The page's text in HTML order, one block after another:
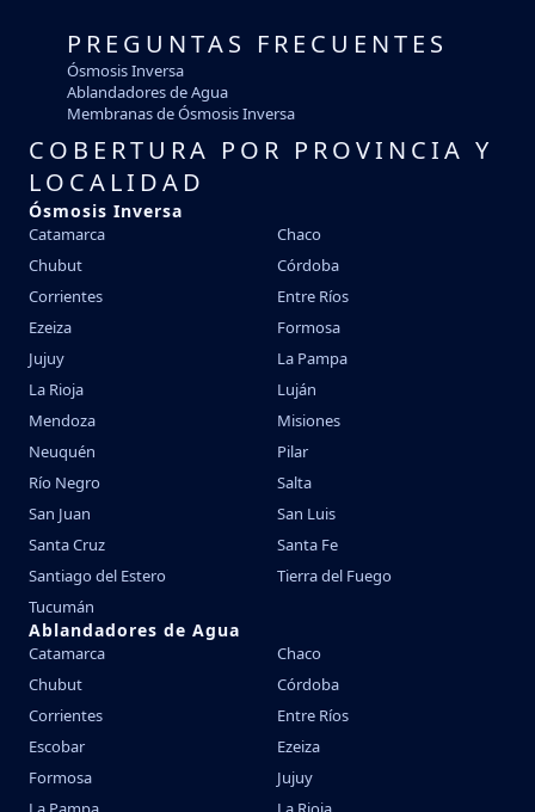
PREGUNTAS FRECUENTES
Ósmosis Inversa
Ablandadores de Agua
Membranas de Ósmosis Inversa
COBERTURA POR PROVINCIA Y
LOCALIDAD
Ósmosis Inversa
Catamarca
Chaco
Chubut
Córdoba
Corrientes
Entre Ríos
Ezeiza
Formosa
Jujuy
La Pampa
La Rioja
Luján
Mendoza
Misiones
Neuquén
Pilar
Río Negro
Salta
San Juan
San Luis
Santa Cruz
Santa Fe
Santiago del Estero
Tierra del Fuego
Tucumán
Ablandadores de Agua
Catamarca
Chaco
Chubut
Córdoba
Corrientes
Entre Ríos
Escobar
Ezeiza
Formosa
Jujuy